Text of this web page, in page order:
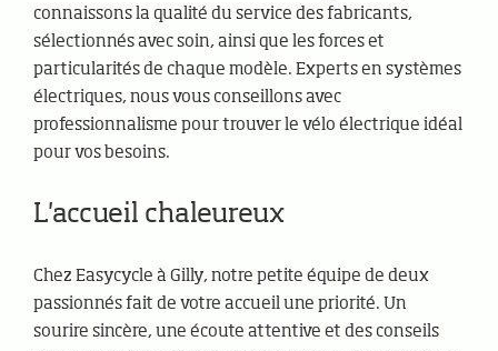
connaissons la qualité du service des fabricants,
sélectionnés avec soin, ainsi que les forces et
particularités de chaque modèle. Experts en systèmes
électriques, nous vous conseillons avec
professionnalisme pour trouver le vélo électrique idéal
pour vos besoins.
L'accueil chaleureux
Chez Easycycle à Gilly, notre petite équipe de deux
passionnés fait de votre accueil une priorité. Un
sourire sincère, une écoute attentive et des conseils